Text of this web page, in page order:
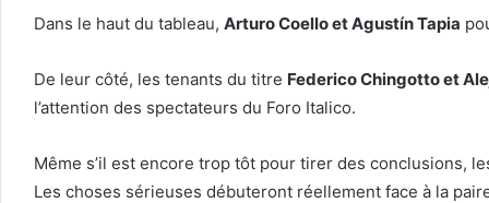
Dans le haut du tableau, Arturo Coello et Agustín Tapia
De leur côté, les tenants du titre Federico Chingotto et
l’attention des spectateurs du Foro Italico.
Même s’il est encore trop tôt pour tirer des conclusions,
Les choses sérieuses débuteront réellement face à la